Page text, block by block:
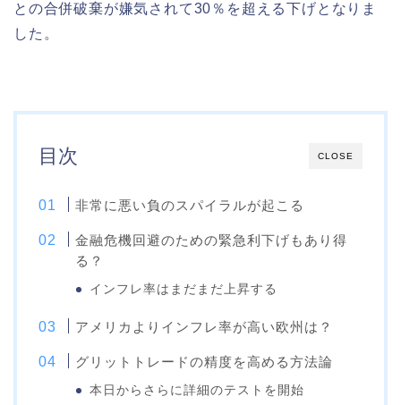
との合併破棄が嫌気されて30％を超える下げとなりま
した。
CLOSE
目次
非常に悪い負のスパイラルが起こる
金融危機回避のための緊急利下げもあり得
る？
インフレ率はまだまだ上昇する
アメリカよりインフレ率が高い欧州は？
グリットトレードの精度を高める方法論
本日からさらに詳細のテストを開始